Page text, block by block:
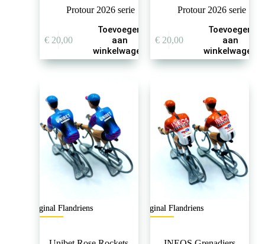
Protour 2026 serie
€20,00
Toevoegen
aan
winkelwagen
Protour 2026 serie
€20,00
Toevoegen
aan
winkelwagen
Original Flandriens Original Flandriens